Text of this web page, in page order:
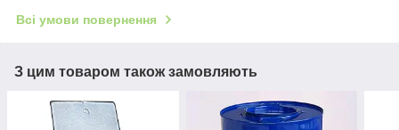
Всі умови повернення
З цим товаром також замовляють